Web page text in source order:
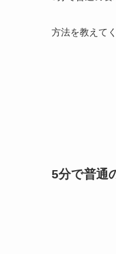
方法を教えて
5分で普通